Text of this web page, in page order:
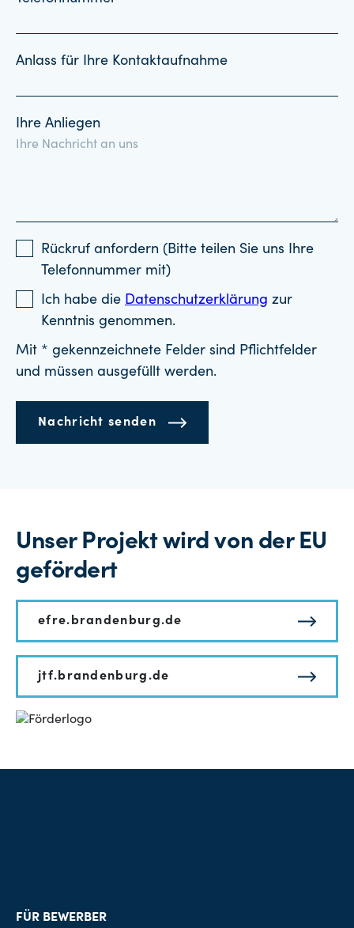
Anlass für Ihre Kontaktaufnahme
Ihre Anliegen
Rückruf anfordern (Bitte teilen Sie uns Ihre
Telefonnummer mit)
Ich habe die Datenschutzerklärung zur
Kenntnis genommen.
Mit * gekennzeichnete Felder sind Pflichtfelder
und müssen ausgefüllt werden.
Nachricht senden
Unser Projekt wird von der EU
gefördert
efre.brandenburg.de
jtf.brandenburg.de
FÜR BEWERBER